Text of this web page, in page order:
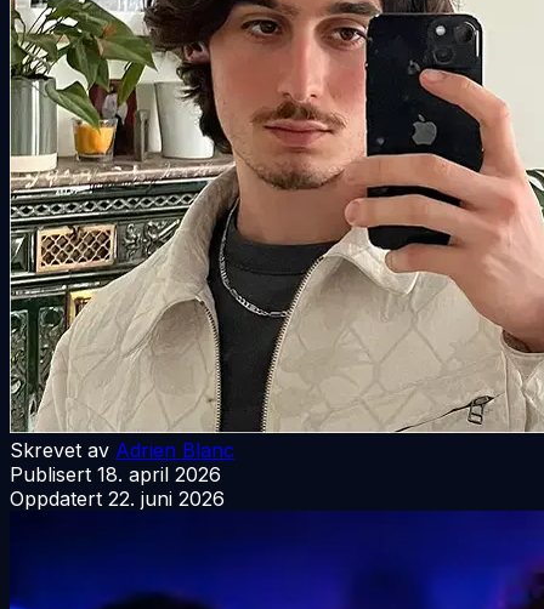
Skrevet av Adrien Blanc
Publisert 18. april 2026
Oppdatert 22. juni 2026